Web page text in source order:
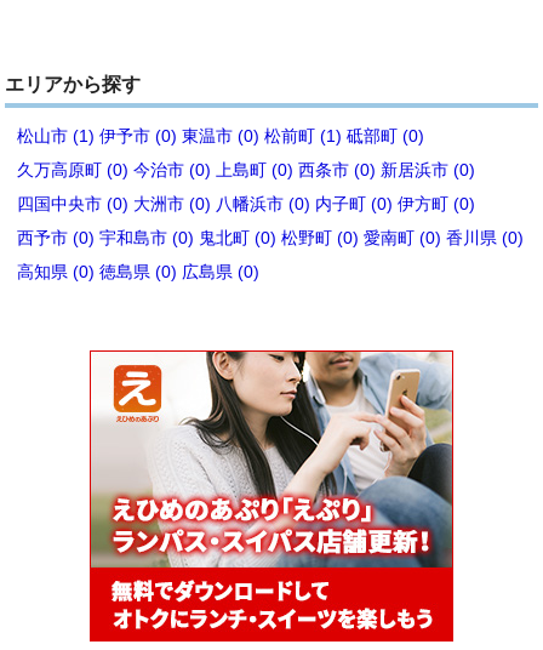
エリアから探す
松山市 (1) 伊予市 (0) 東温市 (0) 松前町 (1) 砥部町 (0)
久万高原町 (0) 今治市 (0) 上島町 (0) 西条市 (0) 新居浜市 (0)
四国中央市 (0) 大洲市 (0) 八幡浜市 (0) 内子町 (0) 伊方町 (0)
西予市 (0) 宇和島市 (0) 鬼北町 (0) 松野町 (0) 愛南町 (0) 香川県 (0)
高知県 (0) 徳島県 (0) 広島県 (0)